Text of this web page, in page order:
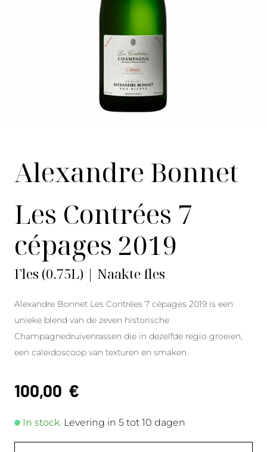
Alexandre Bonnet
Les Contrées 7
cépages 2019
Fles (0.75L) | Naakte fles
Alexandre Bonnet Les Contrées 7 cépages 2019 is een
unieke blend van de zeven historische
Champagnedruivenrassen die in dezelfde regio groeien,
een caleidoscoop van texturen en smaken.
100,00 €
In stock. Levering in 5 tot 10 dagen